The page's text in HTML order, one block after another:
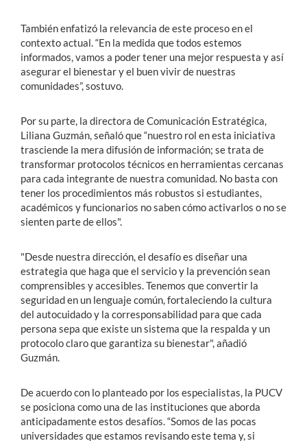
También enfatizó la relevancia de este proceso en el
contexto actual. “En la medida que todos estemos
informados, vamos a poder tener una mejor respuesta y así
asegurar el bienestar y el buen vivir de nuestras
comunidades”, sostuvo.
Por su parte, la directora de Comunicación Estratégica,
Liliana Guzmán, señaló que “nuestro rol en esta iniciativa
trasciende la mera difusión de información; se trata de
transformar protocolos técnicos en herramientas cercanas
para cada integrante de nuestra comunidad. No basta con
tener los procedimientos más robustos si estudiantes,
académicos y funcionarios no saben cómo activarlos o no se
sienten parte de ellos".
"Desde nuestra dirección, el desafío es diseñar una
estrategia que haga que el servicio y la prevención sean
comprensibles y accesibles. Tenemos que convertir la
seguridad en un lenguaje común, fortaleciendo la cultura
del autocuidado y la corresponsabilidad para que cada
persona sepa que existe un sistema que la respalda y un
protocolo claro que garantiza su bienestar", añadió
Guzmán.
De acuerdo con lo planteado por los especialistas, la PUCV
se posiciona como una de las instituciones que aborda
anticipadamente estos desafíos. “Somos de las pocas
universidades que estamos revisando este tema y, si